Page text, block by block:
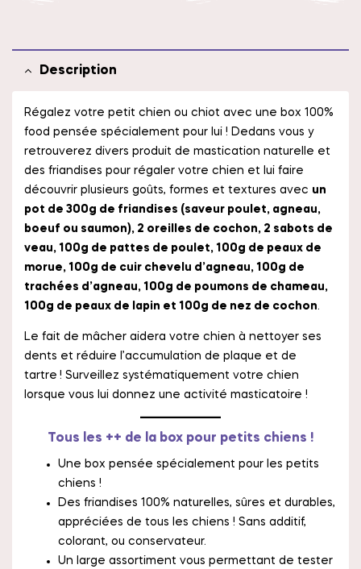
Description
Régalez votre petit chien ou chiot avec une box 100%
food pensée spécialement pour lui ! Dedans vous y
retrouverez divers produit de mastication naturelle et
des friandises pour régaler votre chien et lui faire
découvrir plusieurs goûts, formes et textures avec un
pot de 300g de friandises (saveur poulet, agneau,
boeuf ou saumon), 2 oreilles de cochon, 2 sabots de
veau, 100g de pattes de poulet, 100g de peaux de
morue, 100g de cuir chevelu d’agneau, 100g de
trachées d’agneau, 100g de poumons de chameau,
100g de peaux de lapin et 100g de nez de cochon.
Le fait de mâcher aidera votre chien à nettoyer ses
dents et réduire l’accumulation de plaque et de
tartre ! Surveillez systématiquement votre chien
lorsque vous lui donnez une activité masticatoire !
Tous les ++ de la box pour petits chiens !
Une box pensée spécialement pour les petits
chiens !
Des friandises 100% naturelles, sûres et durables,
appréciées de tous les chiens ! Sans additif,
colorant, ou conservateur.
Un large assortiment vous permettant de tester